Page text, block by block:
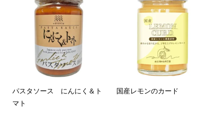
パスタソース にんにく＆ト
マト
国産レモンのカード